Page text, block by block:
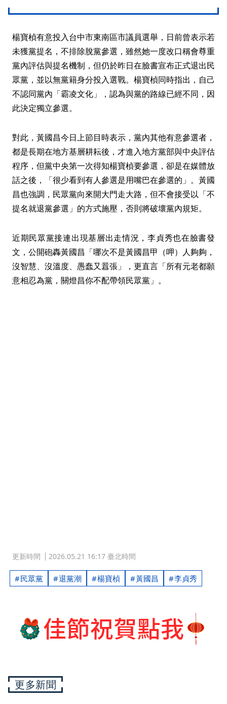
楊寶楨有意投入台中市東南區市議員選舉，日前曾表示若
未獲黨提名，不排除脫黨參選，雖然她一度改口稱會尊重
黨內評估與提名機制，但仍於昨日在臉書宣布正式退出民
眾黨，並以無黨籍身分投入選戰。楊寶楨同時指出，自己
不認同黨內「霸凌文化」，認為與黨的路線已經不同，因
此決定獨立參選。
對此，黃國昌今日上節目時表示，黨內其他有意參選者，
都是長期在地方基層耕耘後，才進入地方黨部與中央評估
程序，但黨中央第一次得知楊寶楨要參選，卻是在媒體放
話之後，「很少看到有人參選是用嘴巴在參選的」。黃國
昌也強調，民眾黨向來開大門走大路，但不會接受以「不
提名就退黨參選」的方式施壓，否則將破壞黨內規矩。
近期民眾黨接連出現基層出走情況，李貞秀也在臉書發
文，公開砲轟黃國昌「哪次不是黃國昌甲（呷）人夠夠，
沒智慧、沒溫度、愚蠢又囂張」，更直言「所有元老都願
意相忍為黨，關燈昌你不配帶領民眾黨」。
更新時間 2026.05.21 16:17 臺北時間
民眾黨 退黨潮 楊寶楨 黃國昌 李貞秀
更多新聞